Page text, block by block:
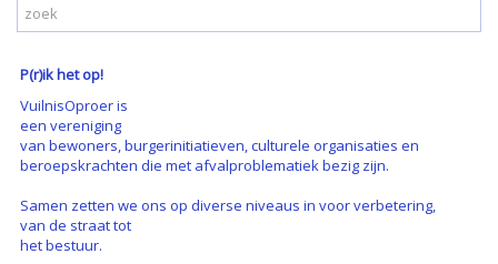
P(r)ik het op!
VuilnisOproer is
een vereniging
van bewoners, burgerinitiatieven, culturele organisaties en
beroepskrachten die met afvalproblematiek bezig zijn.
Samen zetten we ons op diverse niveaus in voor verbetering,
van de straat tot
het bestuur.